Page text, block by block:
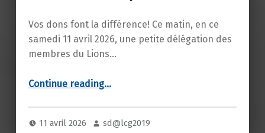
Vos dons font la différence! Ce matin, en ce
samedi 11 avril 2026, une petite délégation des
membres du Lions…
Continue reading“Notre Lions Club soutien l’asbl « Notre combat pour Clémence »”
…
11 avril 2026 sd@lcg2019